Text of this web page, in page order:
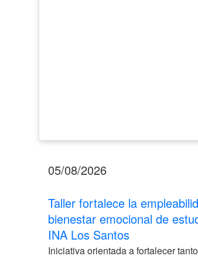
05/08/2026
Taller fortalece la
bienestar emocional de
INA Los Santos
Iniciativa orientada a fortalecer